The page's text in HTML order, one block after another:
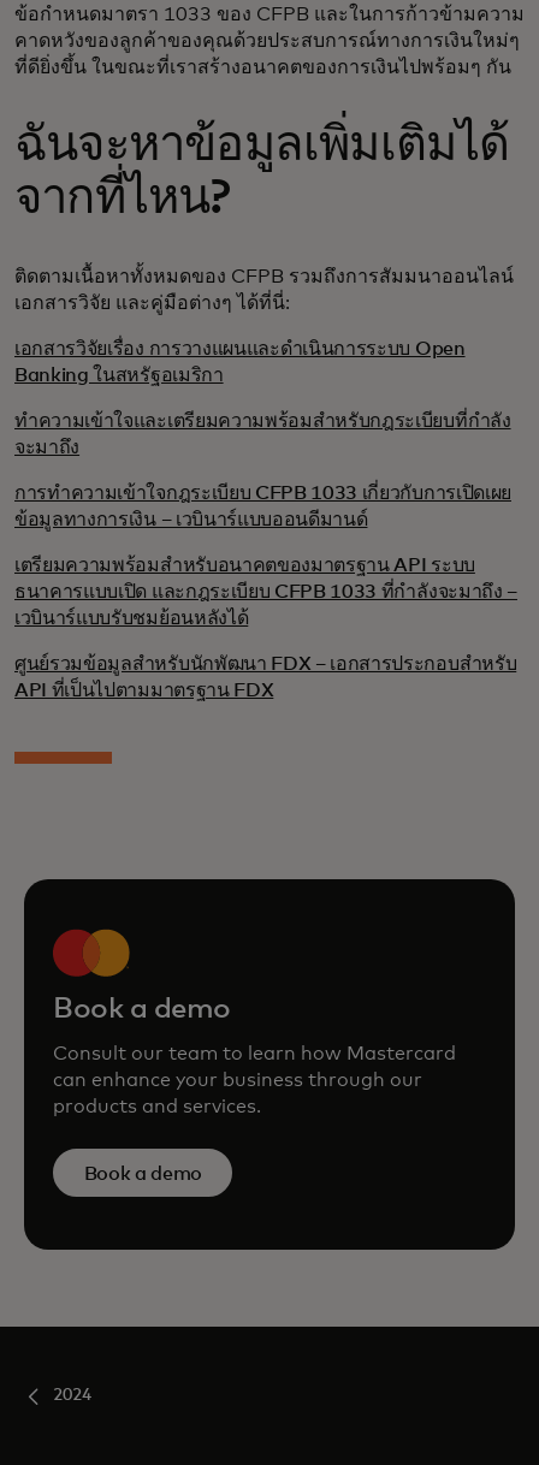
ข้อกำหนดมาตรา 1033 ของ CFPB และในการก้าวข้ามความ
คาดหวังของลูกค้าของคุณด้วยประสบการณ์ทางการเงินใหม่ๆ
ที่ดียิ่งขึ้น ในขณะที่เราสร้างอนาคตของการเงินไปพร้อมๆ กัน
ฉันจะหาข้อมูลเพิ่มเติมได้
จากที่ไหน?
ติดตามเนื้อหาทั้งหมดของ CFPB รวมถึงการสัมมนาออนไลน์
เอกสารวิจัย และคู่มือต่างๆ ได้ที่นี่:
เอกสารวิจัยเรื่อง การวางแผนและดำเนินการระบบ Open
Banking ในสหรัฐอเมริกา
ทำความเข้าใจและเตรียมความพร้อมสำหรับกฎระเบียบที่กำลัง
จะมาถึง
การทำความเข้าใจกฎระเบียบ CFPB 1033 เกี่ยวกับการเปิดเผย
ข้อมูลทางการเงิน – เวบินาร์แบบออนดีมานด์
เตรียมความพร้อมสำหรับอนาคตของมาตรฐาน API ระบบ
ธนาคารแบบเปิด และกฎระเบียบ CFPB 1033 ที่กำลังจะมาถึง –
เวบินาร์แบบรับชมย้อนหลังได้
ศูนย์รวมข้อมูลสำหรับนักพัฒนา FDX – เอกสารประกอบสำหรับ
API ที่เป็นไปตามมาตรฐาน FDX
Book a demo
Consult our team to learn how Mastercard
can enhance your business through our
products and services.
Book a demo
2024